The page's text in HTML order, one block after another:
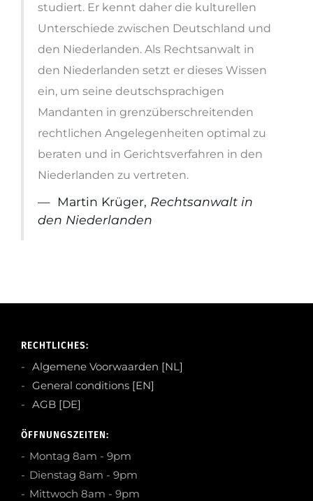
studiert. Er kennt daher die kulturellen
Unterschiede zwischen Deutschland und
den Niederlanden. Als Rechtsanwalt in
den Niederlanden setzt er dieses Wissen
ein, um seine deutschsprachigen
Mandanten in grenzüberschreitenden
rechtlichen Angelegenheiten optimal zu
beraten und in Gerichtsverfahren in den
Niederlanden zu vertreten.
Martin Krüger, Rechtsanwalt in
den Niederlanden
RECHTLICHES:
Algemene Voorwaarden [NL]
General conditions [EN]
AGB [DE]
ÖFFNUNGSZEITEN:
Montag 8am - 9pm
Dienstag 8am - 9pm
Mittwoch 8am - 9pm